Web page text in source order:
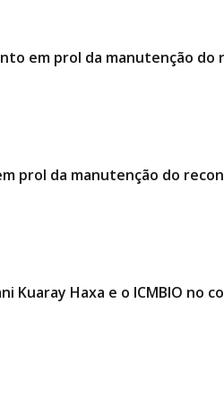
em prol da manutenção do
prol da manutenção do
Kuaray Haxa e o ICMBIO no